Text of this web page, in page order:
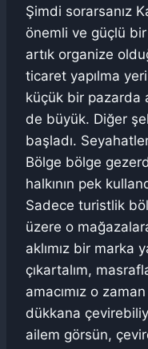
Şimdi sorarsanız
önemli ve güçlü
artık organize
ticaret yapılma
küçük bir pazarda
de büyük. Diğer
başladı.
Bölge bölge
halkının pek
Sadece turistlik
üzere o
aklımız bir marka
çıkartalım,
amacımız o
dükkana
ailem görsün,